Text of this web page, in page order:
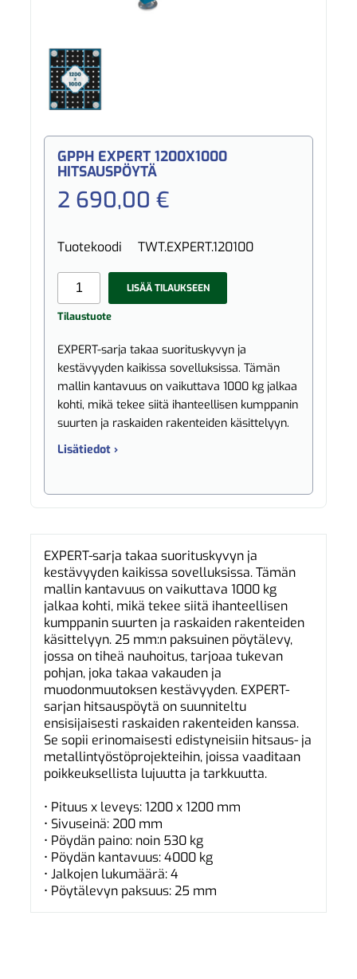
GPPH EXPERT 1200X1000
HITSAUSPÖYTÄ
2 690,00 €
Tuotekoodi TWT.EXPERT.120100
LISÄÄ TILAUKSEEN
Tilaustuote
EXPERT-sarja takaa suorituskyvyn ja
kestävyyden kaikissa sovelluksissa. Tämän
mallin kantavuus on vaikuttava 1000 kg jalkaa
kohti, mikä tekee siitä ihanteellisen kumppanin
suurten ja raskaiden rakenteiden käsittelyyn.
Lisätiedot ›
EXPERT-sarja takaa suorituskyvyn ja
kestävyyden kaikissa sovelluksissa. Tämän
mallin kantavuus on vaikuttava 1000 kg
jalkaa kohti, mikä tekee siitä ihanteellisen
kumppanin suurten ja raskaiden rakenteiden
käsittelyyn. 25 mm:n paksuinen pöytälevy,
jossa on tiheä nauhoitus, tarjoaa tukevan
pohjan, joka takaa vakauden ja
muodonmuutoksen kestävyyden. EXPERT-
sarjan hitsauspöytä on suunniteltu
ensisijaisesti raskaiden rakenteiden kanssa.
Se sopii erinomaisesti edistyneisiin hitsaus- ja
metallintyöstöprojekteihin, joissa vaaditaan
poikkeuksellista lujuutta ja tarkkuutta.
• Pituus x leveys: 1200 x 1200 mm
• Sivuseinä: 200 mm
• Pöydän paino: noin 530 kg
• Pöydän kantavuus: 4000 kg
• Jalkojen lukumäärä: 4
• Pöytälevyn paksuus: 25 mm